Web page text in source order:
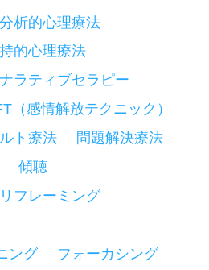
析的心理療法
的心理療法
ナラティブセラピー
（感情解放テクニック）
ト療法
問題解決療法
傾聴
リフレーミング
ング
フォーカシング